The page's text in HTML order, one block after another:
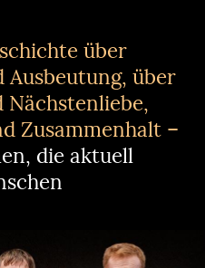
über
Ausbeutung, über
Zusammenhalt –
die aktuell